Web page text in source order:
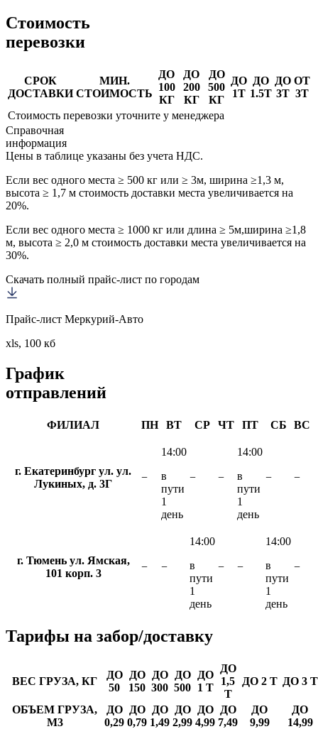
Стоимость
перевозки
СРОК
ДОСТАВКИ
МИН.
СТОИМОСТЬ
ДО
100
КГ
ДО
200
КГ
ДО
500
КГ
ДО
1Т
ДО
1.5Т
ДО
3Т
ОТ
3Т
Стоимость перевозки уточните у менеджера
Справочная
информация
Цены в таблице указаны без учета НДС.
Если вес одного места ≥ 500 кг или ≥ 3м, ширина ≥1,3 м,
высота ≥ 1,7 м стоимость доставки места увеличивается на
20%.
Если вес одного места ≥ 1000 кг или длина ≥ 5м,ширина ≥1,8
м, высота ≥ 2,0 м стоимость доставки места увеличивается на
30%.
Скачать полный прайс-лист по городам
Прайс-лист Меркурий-Авто
xls, 100 кб
График
отправлений
ФИЛИАЛ ПН ВТ СР ЧТ ПТ СБ ВС
г. Екатеринбург ул. ул.
Лукиных, д. 3Г
−
14:00
в
пути
1
день
− −
14:00
в
пути
1
день
− −
г. Тюмень ул. Ямская,
101 корп. 3
− −
14:00
в
пути
1
день
− −
14:00
в
пути
1
день
−
Тарифы на забор/доставку
ВЕС ГРУЗА, КГ
ДО
50
ДО
150
ДО
300
ДО
500
ДО
1 Т
ДО
1,5
Т
ДО 2 Т ДО 3 Т
ОБЪЕМ ГРУЗА,
М3
ДО
0,29
ДО
0,79
ДО
1,49
ДО
2,99
ДО
4,99
ДО
7,49
ДО
9,99
ДО
14,99